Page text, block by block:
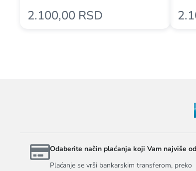
2.100,00 RSD
Odaberite način plaćanja koji Vam najviše
Plaćanje se vrši bankarskim transferom, preko